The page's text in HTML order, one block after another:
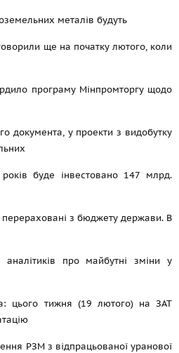
металів будуть
ще на початку лютого, коли
програму Мінпромторгу щодо
документа, у проекти з видобутку
буде інвестовано 147 млрд.
перераховані з бюджету держави. В
про майбутні зміни у
цього тижня (19 лютого) на ЗАТ
РЗМ з відпрацьованої уранової